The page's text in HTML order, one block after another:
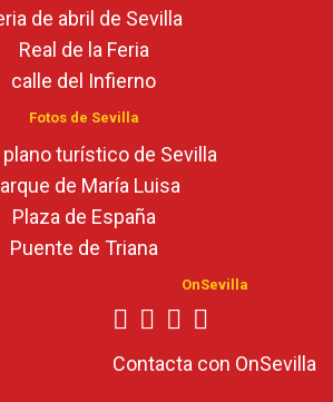
de abril de Sevilla
Real de la Feria
calle del Infierno
Fotos de Sevilla
plano turístico de Sevilla
de María Luisa
Plaza de España
Puente de Triana
OnSevilla
Contacta con OnSevilla